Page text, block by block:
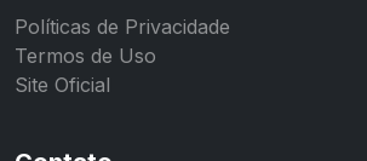
Políticas de Privacidade
Termos de Uso
Site Oficial